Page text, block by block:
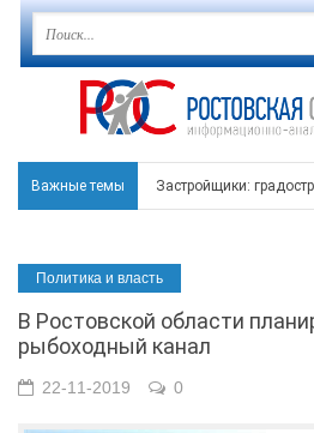
Важные темы Застройщики:
В Чеховской
В Ростове задержан
Среди детей, ставших
Политика и власть
В Ростовской области
рыбоходный канал
22-11-2019 0